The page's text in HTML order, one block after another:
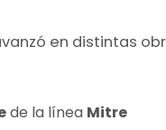
en distintas
de la línea Mitre